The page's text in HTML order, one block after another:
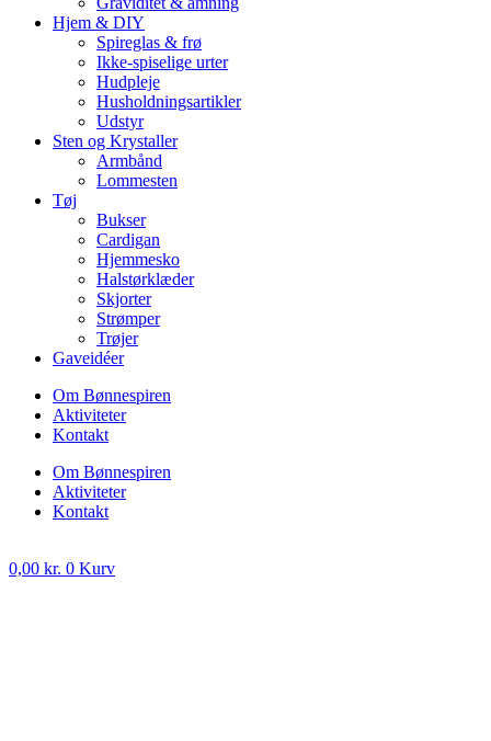
Hjem & DIY
Spireglas & frø
Ikke-spiselige urter
Hudpleje
Husholdningsartikler
Udstyr
Sten og Krystaller
Armbånd
Lommesten
Tøj
Bukser
Cardigan
Hjemmesko
Halstørklæder
Skjorter
Strømper
Trøjer
Gaveidéer
Om Bønnespiren
Aktiviteter
Kontakt
Om Bønnespiren
Aktiviteter
Kontakt
0,00 kr. 0 Kurv